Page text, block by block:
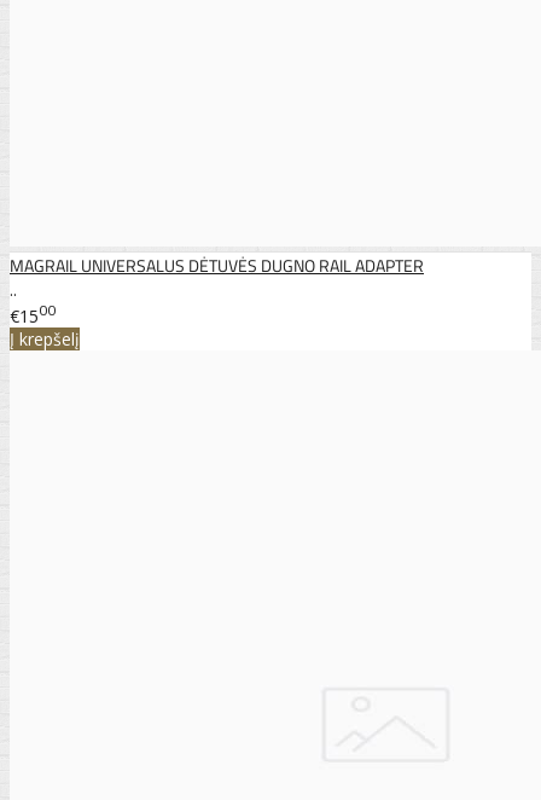
MAGRAIL UNIVERSALUS DĖTUVĖS DUGNO RAIL ADAPTER
..
€1500
Į krepšelį